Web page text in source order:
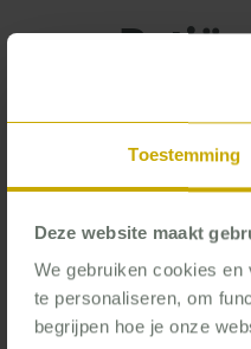
Toestemming
Deze website maakt
We gebruiken cookies
te personaliseren, om
begrijpen hoe je onze
of meer
processen.
Of